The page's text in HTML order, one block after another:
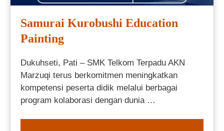
Samurai Kurobushi Education
Painting
Dukuhseti, Pati – SMK Telkom Terpadu AKN
Marzuqi terus berkomitmen meningkatkan
kompetensi peserta didik melalui berbagai
program kolaborasi dengan dunia …